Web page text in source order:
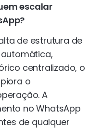
escalar
de estrutura de
centralizado, o
o
A
no WhatsApp
de qualquer